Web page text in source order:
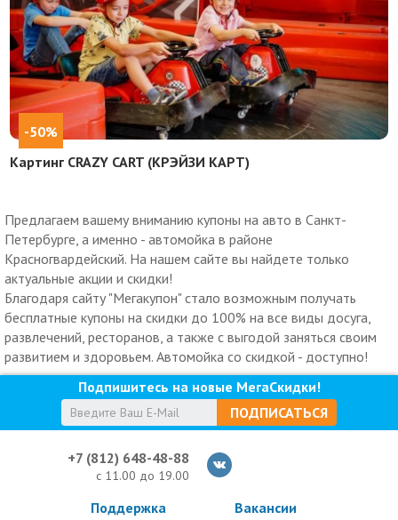
-50%
Картинг CRAZY CART (КРЭЙЗИ КАРТ)
Предлагаем вашему вниманию купоны на авто в Санкт-
Петербурге, а именно - автомойка в районе
Красногвардейский. На нашем сайте вы найдете только
актуальные акции и скидки!
Благодаря сайту "Мегакупон" стало возможным получать
бесплатные купоны на скидки до 100% на все виды досуга,
развлечений, ресторанов, а также с выгодой заняться своим
развитием и здоровьем. Автомойка со скидкой - доступно!
Подпишитесь на новые МегаСкидки!
ПОДПИСАТЬСЯ
+7 (812) 648-48-88
с 11.00 до 19.00
Поддержка Вакансии